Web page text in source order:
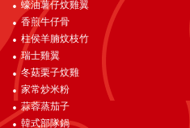
蠔油薯仔炆雞翼
香煎牛仔骨
柱侯羊腩炆枝竹
瑞士雞翼
冬菇栗子炆雞
家常炒米粉
蒜蓉蒸茄子
韓式部隊鍋